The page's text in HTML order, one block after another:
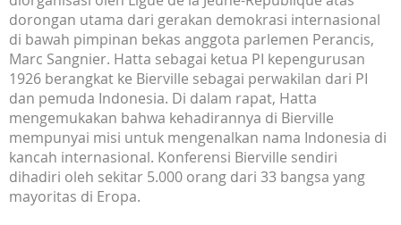
dorongan utama dari gerakan demokrasi internasional
di bawah pimpinan bekas anggota parlemen Perancis,
Marc Sangnier. Hatta sebagai ketua PI kepengurusan
1926 berangkat ke Bierville sebagai perwakilan dari PI
dan pemuda Indonesia. Di dalam rapat, Hatta
mengemukakan bahwa kehadirannya di Bierville
mempunyai misi untuk mengenalkan nama Indonesia di
kancah internasional. Konferensi Bierville sendiri
dihadiri oleh sekitar 5.000 orang dari 33 bangsa yang
mayoritas di Eropa.